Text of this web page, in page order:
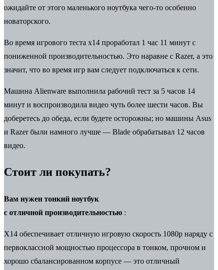
ожидайте от этого маленького ноутбука чего-то особенно
новаторского.
Во время игрового теста x14 проработал 1 час 11 минут с
пониженной производительностью. Это наравне с Razer, а это
значит, что во время игр вам следует подключаться к сети.
Машина Alienware выполнила рабочий тест за 5 часов 14
минут и воспроизводила видео чуть более шести часов. Вы
доберетесь до обеда, если будете осторожны; но машины Asus
и Razer были намного лучше — Blade обрабатывал 12 часов
видео.
Стоит ли покупать?
Вам нужен тонкий ноутбук
с отличной производительностью :
X14 обеспечивает отличную игровую скорость 1080p наряду с
первоклассной мощностью процессора в тонком, прочном и
хорошо сбалансированном корпусе — это отличный